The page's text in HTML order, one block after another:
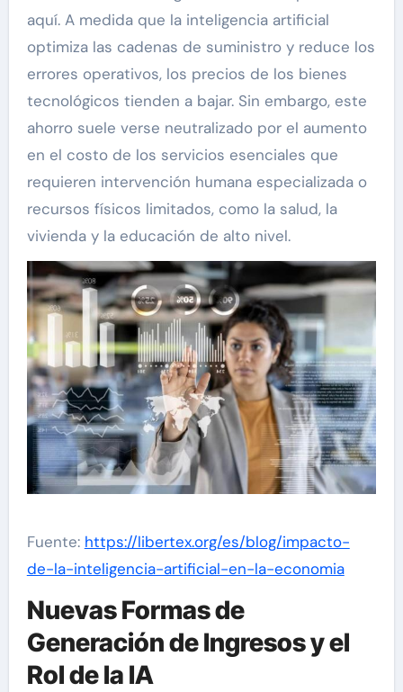
aquí. A medida que la inteligencia artificial
optimiza las cadenas de suministro y reduce los
errores operativos, los precios de los bienes
tecnológicos tienden a bajar. Sin embargo, este
ahorro suele verse neutralizado por el aumento
en el costo de los servicios esenciales que
requieren intervención humana especializada o
recursos físicos limitados, como la salud, la
vivienda y la educación de alto nivel.
Fuente: https://libertex.org/es/blog/impacto-
de-la-inteligencia-artificial-en-la-economia
Nuevas Formas de
Generación de Ingresos y el
Rol de la IA